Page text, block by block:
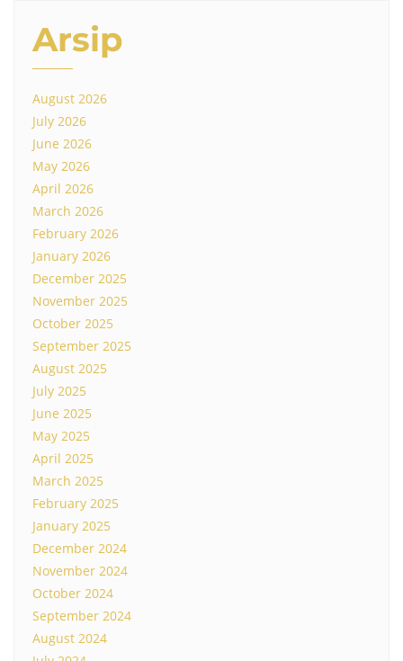
Arsip
August 2026
July 2026
June 2026
May 2026
April 2026
March 2026
February 2026
January 2026
December 2025
November 2025
October 2025
September 2025
August 2025
July 2025
June 2025
May 2025
April 2025
March 2025
February 2025
January 2025
December 2024
November 2024
October 2024
September 2024
August 2024